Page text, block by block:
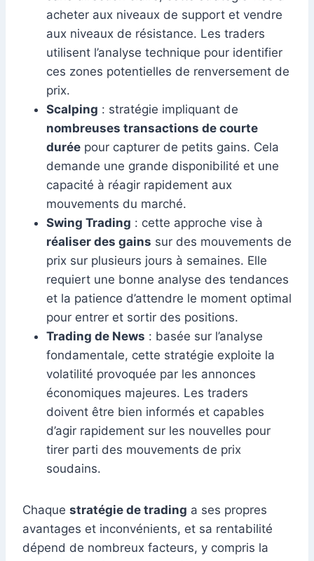
acheter aux niveaux de support et vendre
aux niveaux de résistance. Les traders
utilisent l’analyse technique pour identifier
ces zones potentielles de renversement de
prix.
Scalping : stratégie impliquant de
nombreuses transactions de courte
durée pour capturer de petits gains. Cela
demande une grande disponibilité et une
capacité à réagir rapidement aux
mouvements du marché.
Swing Trading : cette approche vise à
réaliser des gains sur des mouvements de
prix sur plusieurs jours à semaines. Elle
requiert une bonne analyse des tendances
et la patience d’attendre le moment optimal
pour entrer et sortir des positions.
Trading de News : basée sur l’analyse
fondamentale, cette stratégie exploite la
volatilité provoquée par les annonces
économiques majeures. Les traders
doivent être bien informés et capables
d’agir rapidement sur les nouvelles pour
tirer parti des mouvements de prix
soudains.
Chaque stratégie de trading a ses propres
avantages et inconvénients, et sa rentabilité
dépend de nombreux facteurs, y compris la